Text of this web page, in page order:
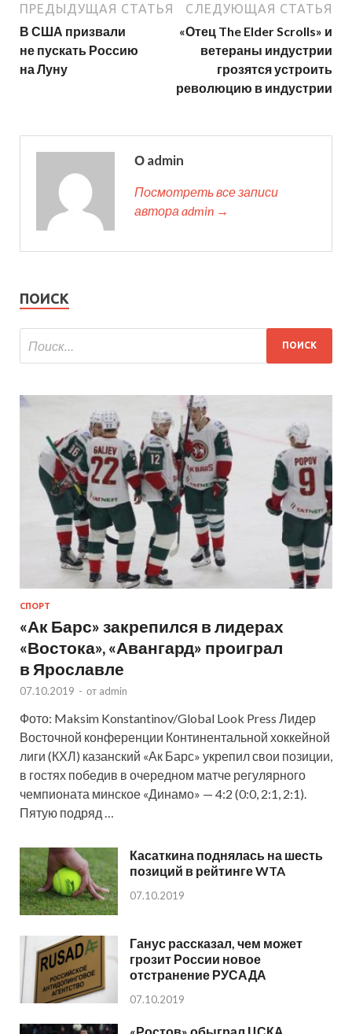
ПРЕДЫДУЩАЯ СТАТЬЯ
В США призвали
не пускать Россию
на Луну
СЛЕДУЮЩАЯ СТАТЬЯ
«Отец The Elder Scrolls» и
ветераны индустрии
грозятся устроить
революцию в индустрии
О admin
Посмотреть все записи
автора admin →
ПОИСК
СПОРТ
«Ак Барс» закрепился в лидерах
«Востока», «Авангард» проиграл
в Ярославле
07.10.2019 - от admin
Фото: Maksim Konstantinov/Global Look Press Лидер
Восточной конференции Континентальной хоккейной
лиги (КХЛ) казанский «Ак Барс» укрепил свои позиции,
в гостях победив в очередном матче регулярного
чемпионата минское «Динамо» — 4:2 (0:0, 2:1, 2:1).
Пятую подряд …
Касаткина поднялась на шесть
позиций в рейтинге WTA
07.10.2019
Ганус рассказал, чем может
грозит России новое
отстранение РУСАДА
07.10.2019